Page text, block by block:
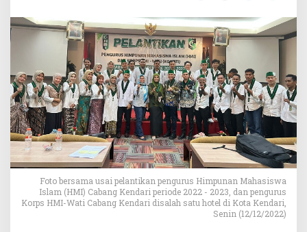
s
m
i
n
R
e
s
m
i
P
i
m
p
i
n
Foto bersama usai pelantikan pengurus Himpunan Mahasiswa
Islam (HMI) Cabang Kendari periode 2022 - 2023, dan pengurus
Korps HMI-Wati Cabang Kendari disalah satu hotel di Kota Kendari,
Senin (12/12/2022)